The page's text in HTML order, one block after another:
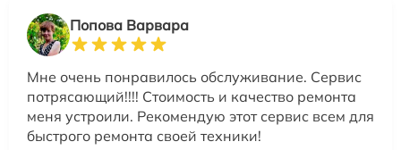
Попова Варвара
Мне очень понравилось обслуживание. Сервис
потрясающий!!!! Стоимость и качество ремонта
меня устроили. Рекомендую этот сервис всем для
быстрого ремонта своей техники!